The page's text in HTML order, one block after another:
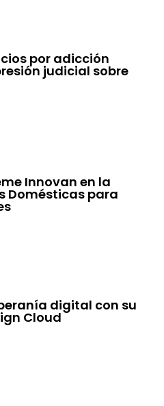
por adicción
judicial sobre
Innovan en la
Domésticas para
digital con su
Cloud